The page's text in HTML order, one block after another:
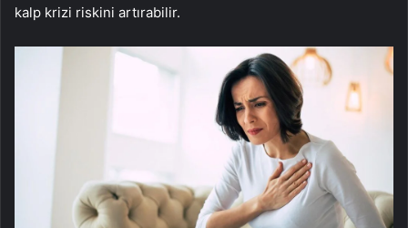
kalp krizi riskini artırabilir.